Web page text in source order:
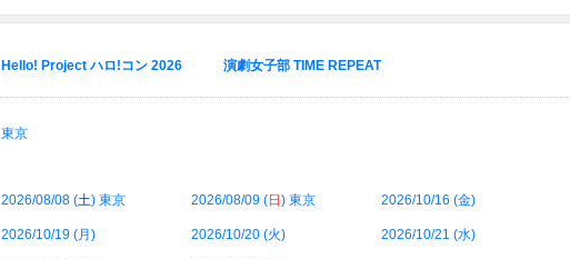
Hello! Project ハロ!コン 2026 演劇女子部 TIME REPEAT
東京
2026/08/08 (土) 東京 2026/08/09 (日 ) 東京 2026/10/16 (金)
2026/10/19 (月 ) 2026/10/20 (火) 2026/10/21 (水)